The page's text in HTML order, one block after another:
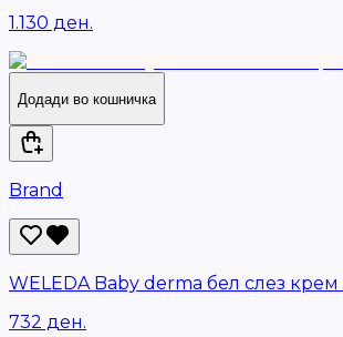
1.130 ден.
Додади во кошничка
Brand
WELEDA Baby derma бел слез крем
732 ден.